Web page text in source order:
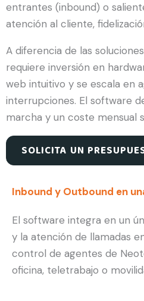
entrantes (inbound) o
atención al cliente,
A diferencia de las
requiere inversión en
web intuitivo y se escala en
interrupciones. El software
marcha y un coste mensual
SOLICITA UN
Inbound y Outbound en
El software integra en un
y la atención de llamadas
control de agentes de
oficina, teletrabajo o